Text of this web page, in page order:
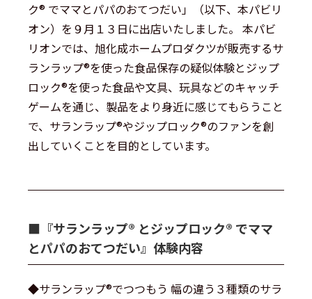
ク® でママとパパのおてつだい」（以下、本パビリ
オン）を９月１３日に出店いたしました。 本パビ
リオンでは、旭化成ホームプロダクツが販売するサ
ランラップ®を使った食品保存の疑似体験とジップ
ロック®を使った食品や文具、玩具などのキャッチ
ゲームを通じ、製品をより身近に感じてもらうこと
で、サランラップ®やジップロック®のファンを創
出していくことを目的としています。
■︎『サランラップ® とジップロック® でママ
とパパのおてつだい』体験内容
◆サランラップ®でつつもう 幅の違う３種類のサラ